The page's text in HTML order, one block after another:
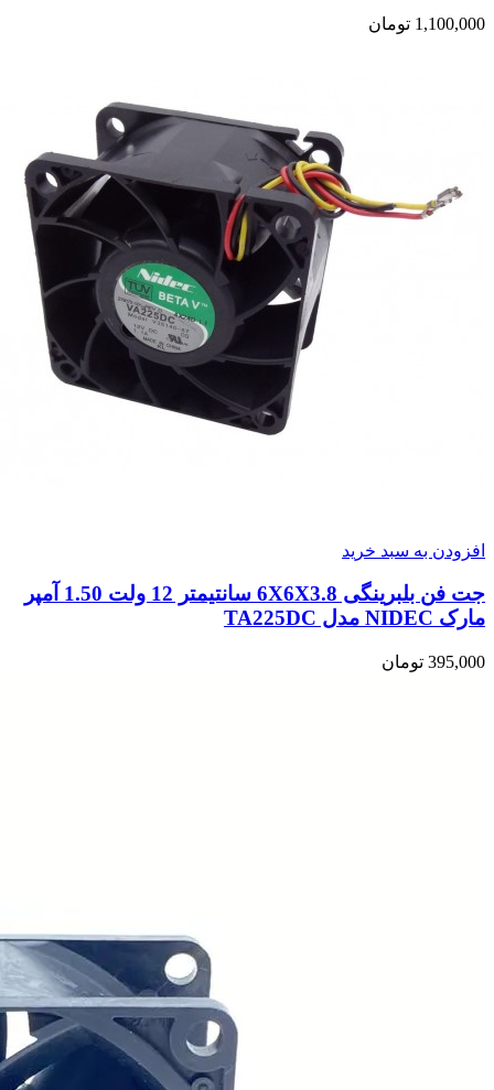
1,100,000 تومان
افزودن به سبد خرید
جت فن بلبرینگی 6X6X3.8 سانتیمتر 12 ولت 1.50 آمپر
مارک NIDEC مدل TA225DC
395,000 تومان